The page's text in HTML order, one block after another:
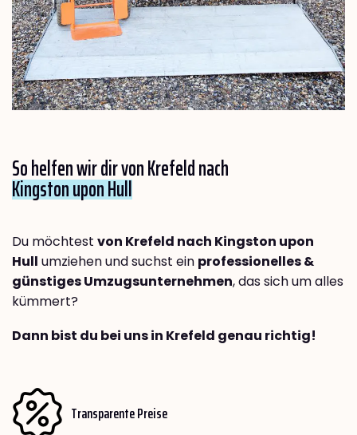
So helfen wir dir von Krefeld nach
Kingston upon Hull
Du möchtest von Krefeld nach Kingston upon
Hull umziehen und suchst ein professionelles &
günstiges Umzugsunternehmen, das sich um alles
kümmert?
Dann bist du bei uns in Krefeld genau richtig!
Transparente Preise